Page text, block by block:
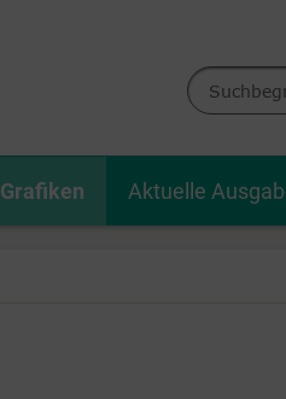
Grafiken Aktuelle